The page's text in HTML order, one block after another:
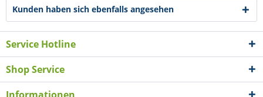
Kunden haben sich ebenfalls angesehen
Service Hotline
Shop Service